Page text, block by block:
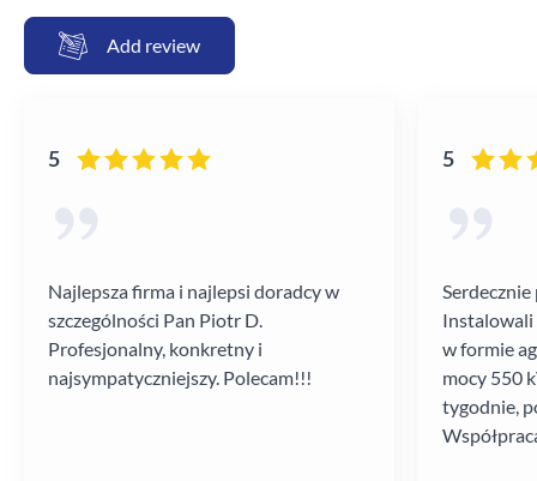
Add review
5
Najlepsza firma i najlepsi doradcy w
szczególności Pan Piotr D.
Profesjonalny, konkretny i
najsympatyczniejszy. Polecam!!!
5
Instalowali
w formie
mocy 550
tygodnie,